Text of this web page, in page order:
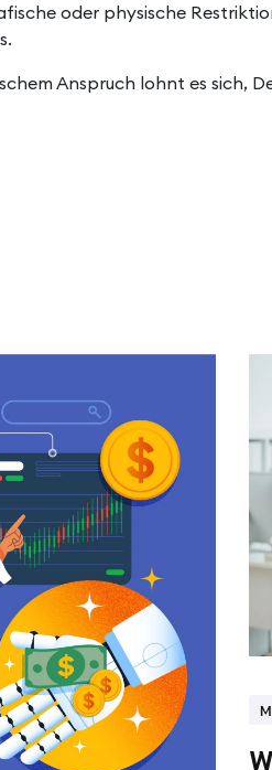
oder physische
Anspruch lohnt es sich,